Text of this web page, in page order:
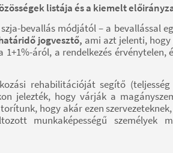
listája és a kiemelt
bevallás módjától – a bevallással
jogvesztő, ami azt jelenti,
áról, a rendelkezés érvénytelen,
rehabilitációját segítő
jelezték, hogy várják a
hogy akár ezen
munkaképességű személyek